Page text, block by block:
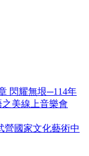
閃耀無垠─114年
之美線上音樂會
營國家文化藝術中